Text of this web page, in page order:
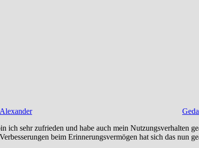
Alexander
ich sehr zufrieden und habe auch mein Nutzungsverhalten
beim Erinnerungsvermögen hat sich das nun